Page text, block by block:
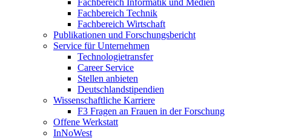
Fachbereich Informatik und Medien
Fachbereich Technik
Fachbereich Wirtschaft
Publikationen und Forschungsbericht
Service für Unternehmen
Technologietransfer
Career Service
Stellen anbieten
Deutschlandstipendien
Wissenschaftliche Karriere
F3 Fragen an Frauen in der Forschung
Offene Werkstatt
InNoWest